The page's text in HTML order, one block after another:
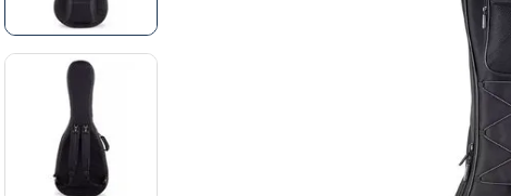
guitarra
teclado
bateria